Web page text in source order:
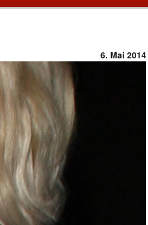
6. Mai 2014